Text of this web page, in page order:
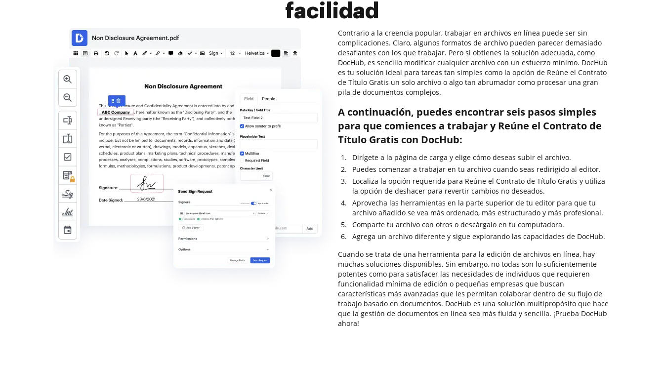
facilidad
Contrario a la creencia popular, trabajar en archivos en línea puede ser sin
complicaciones. Claro, algunos formatos de archivo pueden parecer demasiado
desafiantes con los que trabajar. Pero si obtienes la solución adecuada, como
DocHub, es sencillo modificar cualquier archivo con un esfuerzo mínimo. DocHub
es tu solución ideal para tareas tan simples como la opción de Reúne el Contrato
de Título Gratis un solo archivo o algo tan abrumador como procesar una gran
pila de documentos complejos.
A continuación, puedes encontrar seis pasos simples
para que comiences a trabajar y Reúne el Contrato de
Título Gratis con DocHub:
Dirígete a la página de carga y elige cómo deseas subir el archivo.
Puedes comenzar a trabajar en tu archivo cuando seas redirigido al editor.
Localiza la opción requerida para Reúne el Contrato de Título Gratis y utiliza
la opción de deshacer para revertir cambios no deseados.
Aprovecha las herramientas en la parte superior de tu editor para que tu
archivo añadido se vea más ordenado, más estructurado y más profesional.
Comparte tu archivo con otros o descárgalo en tu computadora.
Agrega un archivo diferente y sigue explorando las capacidades de DocHub.
Cuando se trata de una herramienta para la edición de archivos en línea, hay
muchas soluciones disponibles. Sin embargo, no todas son lo suficientemente
potentes como para satisfacer las necesidades de individuos que requieren
funcionalidad mínima de edición o pequeñas empresas que buscan
características más avanzadas que les permitan colaborar dentro de su flujo de
trabajo basado en documentos. DocHub es una solución multipropósito que hace
que la gestión de documentos en línea sea más fluida y sencilla. ¡Prueba DocHub
ahora!